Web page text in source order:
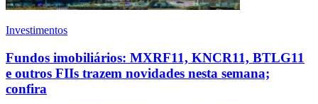
Investimentos
Fundos imobiliários: MXRF11, KNCR11, BTLG11
e outros FIIs trazem novidades nesta semana;
confira